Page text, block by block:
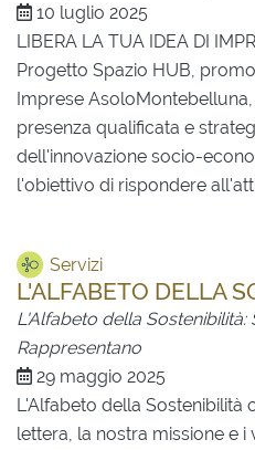
10 luglio 2025
LIBERA LA TUA IDEA DI
Progetto Spazio HUB,
Imprese
presenza qualificata e
dell'innovazione socio-
l'obiettivo di rispondere
Servizi
L'ALFABETO DELLA
L'Alfabeto della
Rappresentano
29 maggio 2025
L'Alfabeto della Sostenibilità
lettera, la nostra missione e